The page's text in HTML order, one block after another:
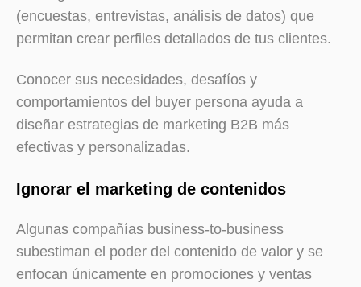
(encuestas, entrevistas, análisis de datos) que
permitan crear perfiles detallados de tus clientes.
Conocer sus necesidades, desafíos y
comportamientos del buyer persona ayuda a
diseñar estrategias de marketing B2B más
efectivas y personalizadas.
Ignorar el marketing de contenidos
Algunas compañías business-to-business
subestiman el poder del contenido de valor y se
enfocan únicamente en promociones y ventas